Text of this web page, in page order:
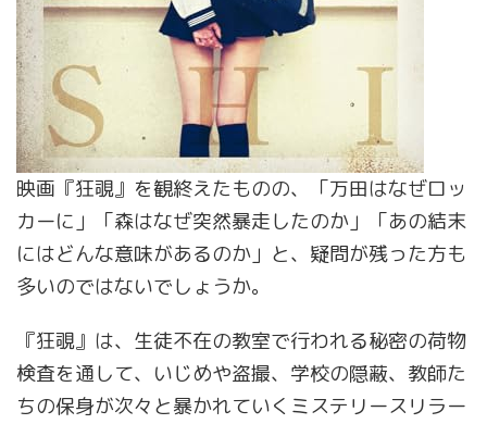
映画『狂覗』を観終えたものの、「万田はなぜロッ
カーに」「森はなぜ突然暴走したのか」「あの結末
にはどんな意味があるのか」と、疑問が残った方も
多いのではないでしょうか。
『狂覗』は、生徒不在の教室で行われる秘密の荷物
検査を通して、いじめや盗撮、学校の隠蔽、教師た
ちの保身が次々と暴かれていくミステリースリラー